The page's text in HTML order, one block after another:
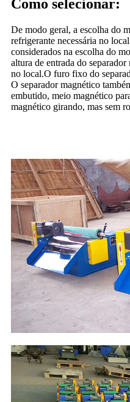
Como selecionar:
De modo geral, a escolha do
refrigerante necessária no
considerados na escolha do
altura de entrada do
no local.O furo fixo do
O separador magnético
embutido, meio magnético
magnético girando, mas sem